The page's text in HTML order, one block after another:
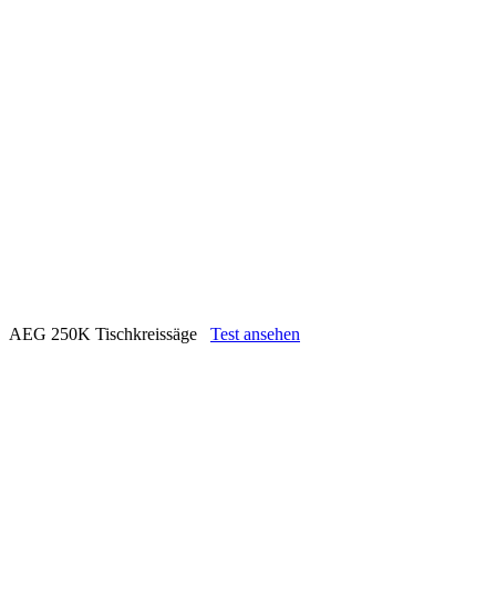
AEG 250K Tischkreissäge Test ansehen